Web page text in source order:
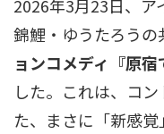
2026年3月23日、ア
錦鯉・ゆうたろうの
ョンコメディ『原宿
した。これは、コ
た、まさに「新感